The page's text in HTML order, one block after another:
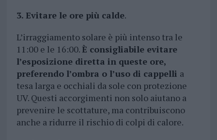
3. Evitare le ore più calde.
L’irraggiamento solare è più intenso tra le
11:00 e le 16:00.È consigliabile evitare
l’esposizione diretta in queste ore,
preferendo l’ombra o l’uso di cappelli a
tesa larga e occhiali da sole con protezione
UV. Questi accorgimenti non solo aiutano a
prevenire le scottature, ma contribuiscono
anche a ridurre il rischio di colpi di calore.